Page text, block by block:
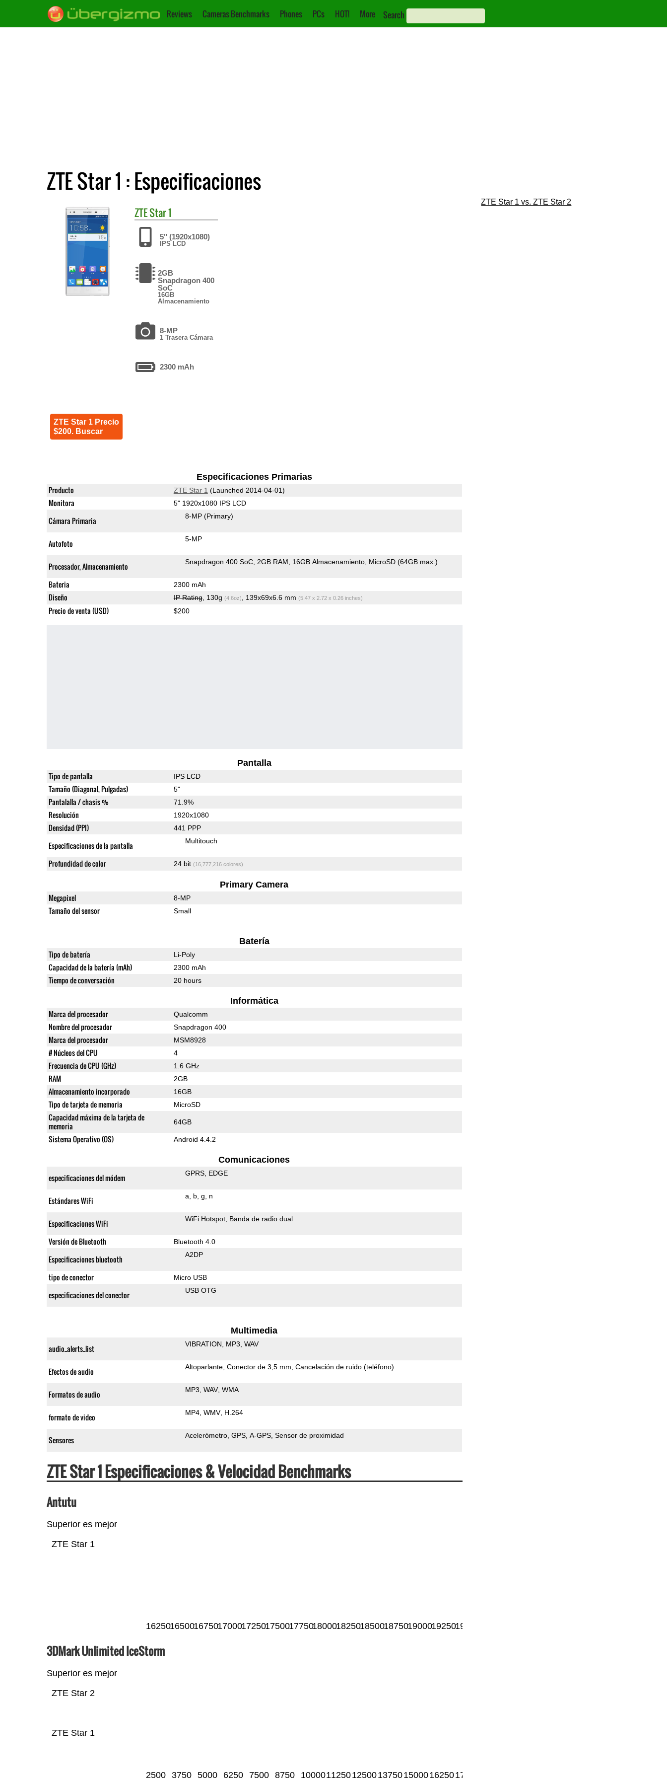
Reviews Cameras Benchmarks Phones PCs HOT! More Search
ZTE Star 1 : Especificaciones
ZTEStar 1
5" (1920x1080)
IPS LCD
2GB
Snapdragon 400
SoC
16GB
Almacenamiento
8-MP
1 Trasera Cámara
2300 mAh
ZTE Star 1 Precio
$200. Buscar
Especificaciones Primarias
Producto ZTE Star 1 (Launched 2014-04-01)
Monitora 5" 1920x1080 IPS LCD
Cámara Primaria 8-MP (Primary)
Autofoto 5-MP
Procesador, Almacenamiento Snapdragon 400 SoC 2GB RAM 16GB Almacenamiento MicroSD (64GB max.)
Bateria 2300 mAh
Diseño IP Rating, 130g (4.6oz) , 139x69x6.6 mm (5.47 x 2.72 x 0.26 inches)
Precio de venta (USD) $200
Pantalla
Tipo de pantalla IPS LCD
Tamaño (Diagonal, Pulgadas) 5"
Pantalalla / chasis % 71.9%
Resolución 1920x1080
Densidad (PPI) 441 PPP
Especificaciones de la pantalla Multitouch
Profundidad de color 24 bit (16,777,216 colores)
Primary Camera
Megapixel 8-MP
Tamaño del sensor Small
Batería
Tipo de batería Li-Poly
Capacidad de la batería (mAh) 2300 mAh
Tiempo de conversación 20 hours
Informática
Marca del procesador Qualcomm
Nombre del procesador Snapdragon 400
Marca del procesador MSM8928
# Núcleos del CPU 4
Frecuencia de CPU (GHz) 1.6 GHz
RAM 2GB
Almacenamiento incorporado 16GB
Tipo de tarjeta de memoria MicroSD
Capacidad máxima de la tarjeta de
memoria
64GB
Sistema Operativo (OS) Android 4.4.2
Comunicaciones
especificaciones del módem GPRS EDGE
Estándares WiFi a b g n
Especificaciones WiFi WiFi Hotspot Banda de radio dual
Versión de Bluetooth Bluetooth 4.0
Especificaciones bluetooth A2DP
tipo de conector Micro USB
especificaciones del conector USB OTG
Multimedia
audio_alerts_list VIBRATION MP3 WAV
Efectos de audio Altoparlante Conector de 3,5 mm Cancelación de ruido (teléfono)
Formatos de audio MP3 WAV WMA
formato de video MP4 WMV H.264
Sensores Acelerómetro GPS A-GPS Sensor de proximidad
ZTE Star 1 Especificaciones & Velocidad Benchmarks
Antutu
Superior es mejor
ZTE Star 1
1625016500167501700017250175001775018000182501850018750190001925019500
3DMark Unlimited IceStorm
Superior es mejor
ZTE Star 1
ZTE Star 2
2500 3750 5000 6250 7500 8750 10000112501250013750150001625017500
ZTE Star 1 vs. ZTE Star 2